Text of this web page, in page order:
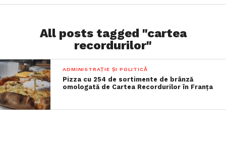
All posts tagged "cartea
recordurilor"
ADMINISTRAȚIE ȘI POLITICĂ
Pizza cu 254 de sortimente de brânză
omologată de Cartea Recordurilor în Franța